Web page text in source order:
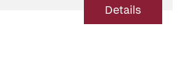
Details